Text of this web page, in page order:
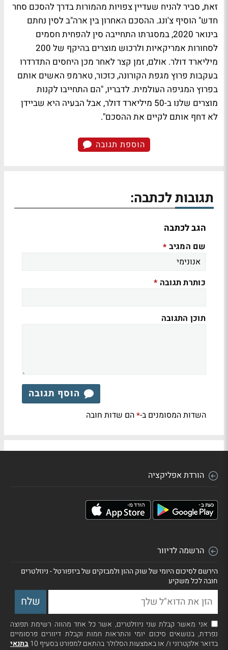
זאת, סביר להניח שעדיין צפויות מהמורות בדרך להסכם סחר
חדש" הוסיף צ'ונג. ההסכם האחרון בין ארה"ב לסין נחתם
בינואר 2020, במסגרתו התחייבה סין להפחית חסמים
לסחורות אמריקאיות ולרכוש מוצרים בהיקף של 200
מיליארד דולר. אולם, זמן קצר לאחר מכן היחסים התדרדרו
בעקבות פרוץ מגפת הקורונה, כזכור, טארמפ האשים אותם
בפרוץ המגיפה העולמית. לדבריו, "הם התחייבו לקנות
מוצרים שלנו ב-50 מיליארד דולר, אבל הבעיה היא שביידן
לא דחף אותם לקיים את ההסכם".
הוספת תגובה
תגובות לכתבה:
הגב לכתבה
שם המגיב *
כותרת תגובה *
תוכן התגובה
הוסף תגובה
השדות המסומנים ב-*הם שדות חובה
הורדת אפליקציה
הרשמה לדיוור
הירשם לסיכום היומי של שוק ההון ולמבזקים של ביזפורטל - ניוזלטרים
חובה לכל משקיע
אני מאשר קבלת שני ניוזלטרים, אשר כל אחד מהווה רשימת תפוצה
נפרדת, בנושאים סיכום יומי והתראות חמות וקבלת דיוורים פרסומיים
בדואר אלקטרוני ו/ או באמצעות הסלולר בהתאם למפורט בסעיף 10
בתנאי